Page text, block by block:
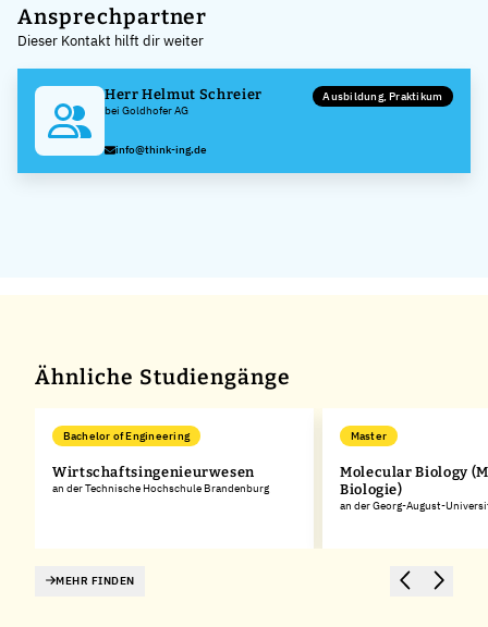
+
−
Ansprechpartner
Dieser Kontakt hilft dir weiter
Herr Helmut Schreier
bei Goldhofer AG
Ausbildung, Praktikum
info@think-ing.de
Ähnliche Studiengänge
Bachelor of Engineering
Wirtschaftsingenieurwesen
an der Technische Hochschule Brandenburg
Master
Molecular Biology
Biologie)
an der Georg-August-
MEHR FINDEN